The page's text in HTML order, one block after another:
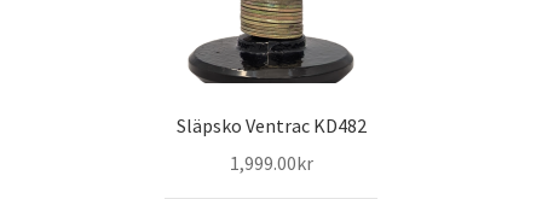
Släpsko Ventrac KD482
1,999.00kr